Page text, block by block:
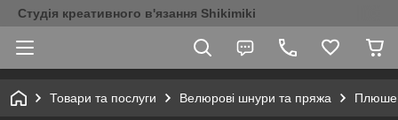
Студія креативного в'язання Shikimiki
Товари та послуги Велюрові шнури та пряжа